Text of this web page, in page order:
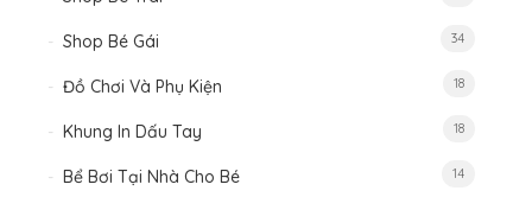
Shop Bé Gái 34
Đồ Chơi Và Phụ Kiện 18
Khung In Dấu Tay 18
Bể Bơi Tại Nhà Cho Bé 14